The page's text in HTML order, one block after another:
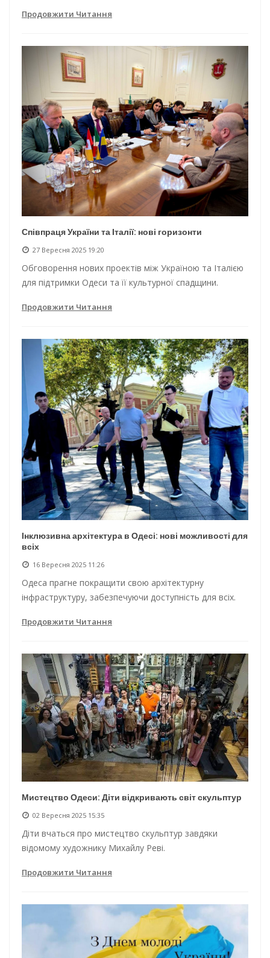
Продовжити Читання
Співпраця України та Італії: нові горизонти
27 Вересня 2025 19:20
Обговорення нових проектів між Україною та Італією
для підтримки Одеси та її культурної спадщини.
Продовжити Читання
Інклюзивна архітектура в Одесі: нові можливості для
всіх
16 Вересня 2025 11:26
Одеса прагне покращити свою архітектурну
інфраструктуру, забезпечуючи доступність для всіх.
Продовжити Читання
Мистецтво Одеси: Діти відкривають світ скульптур
02 Вересня 2025 15:35
Діти вчаться про мистецтво скульптур завдяки
відомому художнику Михайлу Реві.
Продовжити Читання